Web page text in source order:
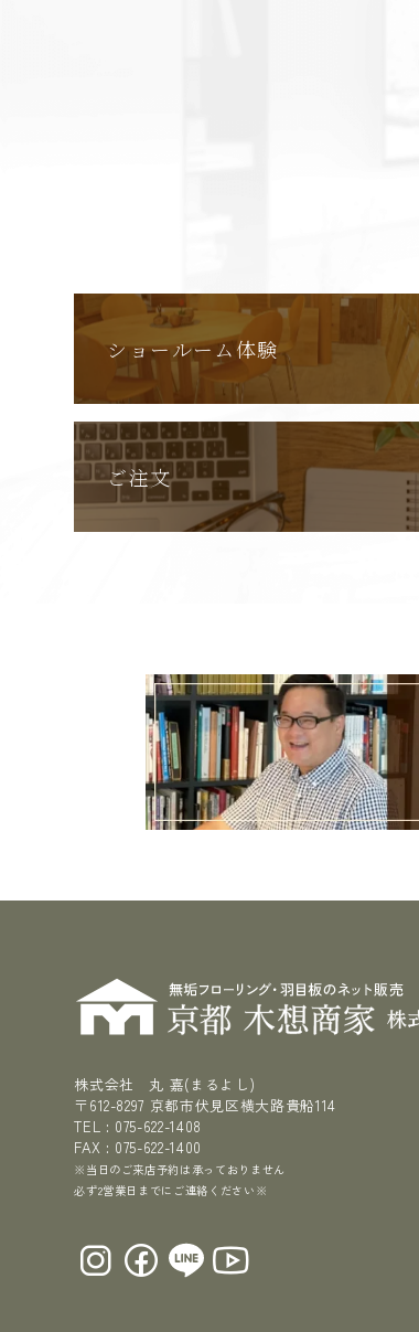
ショールーム体験
ご注文
株式会社 丸 嘉(まるよし)
〒612-8297 京都市伏見区横大路貴船114
TEL : 075-622-1408
FAX : 075-622-1400
※当日のご来店予約は承っておりません
必ず2営業日までにご連絡ください※